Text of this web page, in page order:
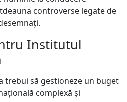
controverse legate de
Institutul
trebui să gestioneze un buget
complexă și